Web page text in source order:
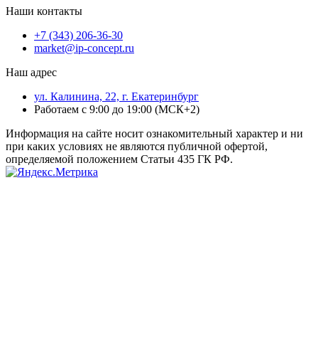
Наши контакты
+7 (343) 206-36-30
market@ip-concept.ru
Наш адрес
ул. Калинина, 22, г. Екатеринбург
Работаем с 9:00 до 19:00 (МСК+2)
Информация на сайте носит ознакомительный характер и ни
при каких условиях не являются публичной офертой,
определяемой положением Статьи 435 ГК РФ.